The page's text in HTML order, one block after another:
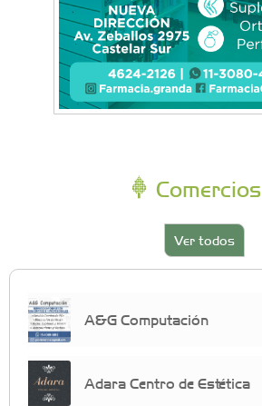
Comercios
Ver todos
A&G Computación
Adara Centro de Estética